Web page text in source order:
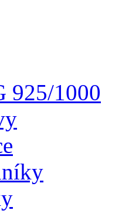
925/1000